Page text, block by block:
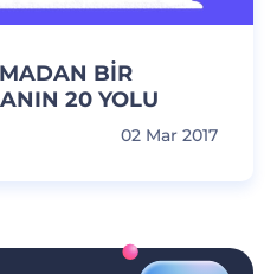
BİR
20 YOLU
02 Mar 2017